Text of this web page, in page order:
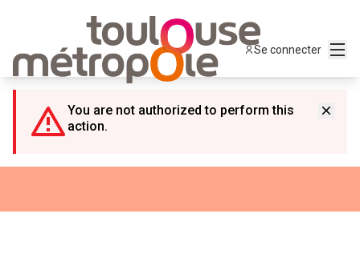
Se connecter
You are not authorized to perform this
action.